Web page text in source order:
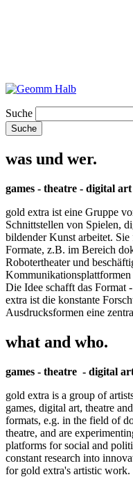
Suche
was und wer.
games - theatre - digital
gold extra ist eine Gruppe
Schnittstellen von Spielen,
bildender Kunst arbeitet.
Formate, z.B. im Bereich
Robotertheater und
Die Idee schafft das Format
extra ist die konstante
Ausdrucksformen eine
what and who.
games - theatre - digital
gold extra is a group of
games, digital art, theatre
formats, e.g. in the field of
theatre, and are
platforms for social and
constant research into
for gold extra's artistic work.